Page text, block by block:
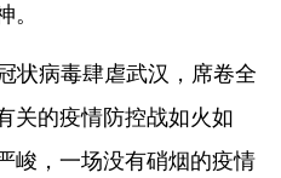
。
状病毒肆虐武汉，席卷全
关的疫情防控战如火如
峻，一场没有硝烟的疫情